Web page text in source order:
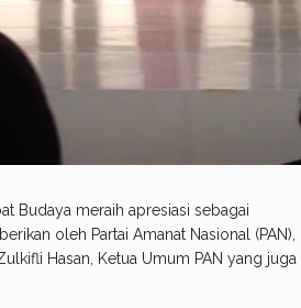
Budaya meraih apresiasi sebagai
oleh Partai Amanat Nasional (PAN),
Hasan, Ketua Umum PAN yang juga